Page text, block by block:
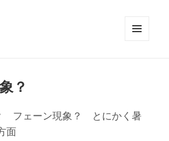
？
フェーン現象？ とにかく暑
面